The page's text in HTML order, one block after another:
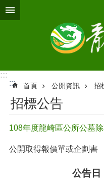
跳到主要內容區塊
:::
:::
首頁 公開資訊 招
招標公告
108年度龍崎區公所公墓
公開取得報價單或企劃書
公告日